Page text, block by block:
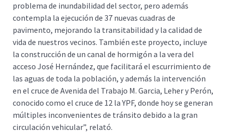
problema de inundabilidad del sector, pero además
contempla la ejecución de 37 nuevas cuadras de
pavimento, mejorando la transitabilidad y la calidad de
vida de nuestros vecinos. También este proyecto, incluye
la construcción de un canal de hormigón a la vera del
acceso José Hernández, que facilitará el escurrimiento de
las aguas de toda la población, y además la intervención
en el cruce de Avenida del Trabajo M. Garcia, Leher y Perón,
conocido como el cruce de 12 la YPF, donde hoy se generan
múltiples inconvenientes de tránsito debido a la gran
circulación vehicular”, relató.